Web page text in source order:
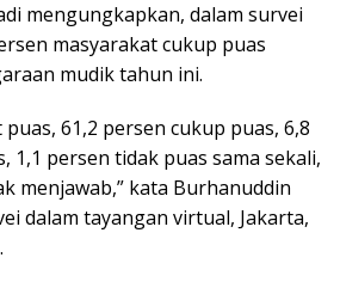
mengungkapkan, dalam survei
masyarakat cukup puas
mudik tahun ini.
61,2 persen cukup puas, 6,8
1,1 persen tidak puas sama sekali,
menjawab,” kata Burhanuddin
dalam tayangan virtual, Jakarta,